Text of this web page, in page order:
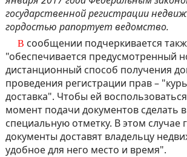
государственной регистрации
гордостью рапортует ведомство.
В сообщении подчеркивается также, что
"обеспечивается предусмотренный
дистанционный способ получения
проведения регистрации прав –
доставка". Чтобы ей
момент подачи документов сделать
специальную отметку. В этом случае
документы доставят владельцу
удобное для него место и время".